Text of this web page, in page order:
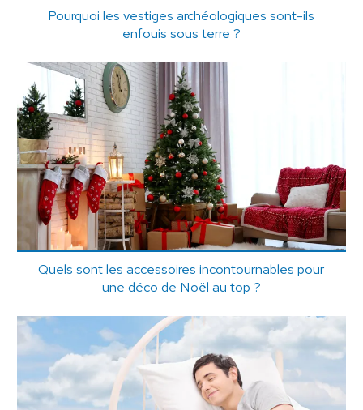
Pourquoi les vestiges archéologiques sont-ils
enfouis sous terre ?
Quels sont les accessoires incontournables pour
une déco de Noël au top ?